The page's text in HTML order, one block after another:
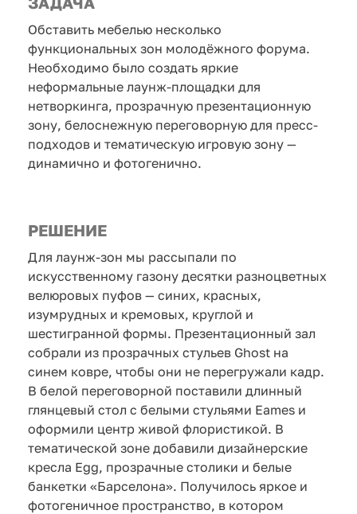
Обставить мебелью несколько
функциональных зон молодёжного форума.
Необходимо было создать яркие
неформальные лаунж-площадки для
нетворкинга, прозрачную презентационную
зону, белоснежную переговорную для пресс-
подходов и тематическую игровую зону —
динамично и фотогенично.
РЕШЕНИЕ
Для лаунж-зон мы рассыпали по
искусственному газону десятки разноцветных
велюровых пуфов — синих, красных,
изумрудных и кремовых, круглой и
шестигранной формы. Презентационный зал
собрали из прозрачных стульев Ghost на
синем ковре, чтобы они не перегружали кадр.
В белой переговорной поставили длинный
глянцевый стол с белыми стульями Eames и
оформили центр живой флористикой. В
тематической зоне добавили дизайнерские
кресла Egg, прозрачные столики и белые
банкетки «Барселона». Получилось яркое и
фотогеничное пространство, в котором